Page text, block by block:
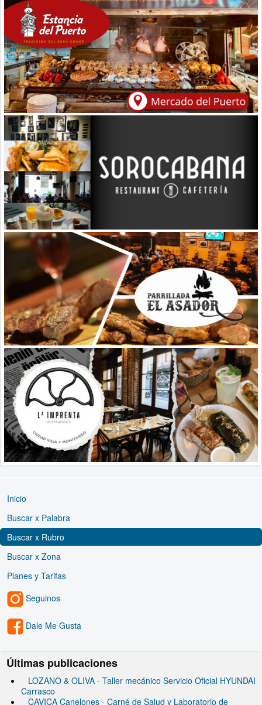
Inicio
Buscar x Palabra
Buscar x Rubro
Buscar x Zona
Planes y Tarifas
Seguinos
Dale Me Gusta
Últimas publicaciones
LOZANO & OLIVA - Taller mecánico Servicio Oficial HYUNDAI
Carrasco
CAVICA Canelones - Carné de Salud y Laboratorio de